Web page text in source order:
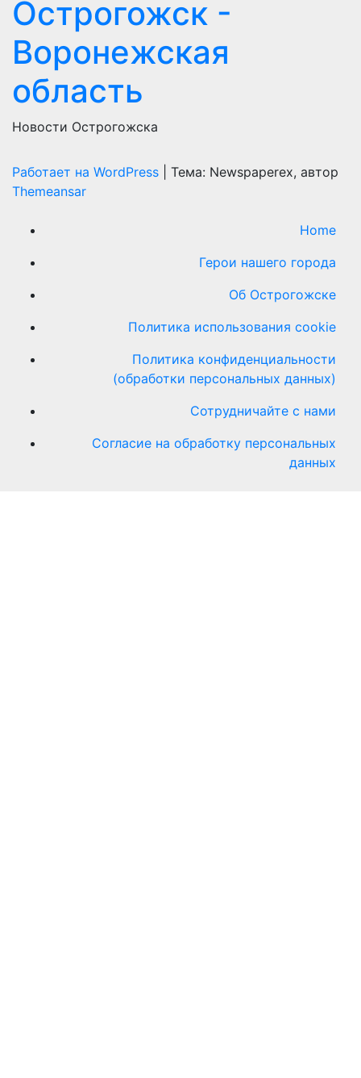
Острогожск -
Воронежская
область
Новости Острогожска
Работает на WordPress
Тема: Newspaperex, автор
Themeansar
Home
Герои нашего города
Об Острогожске
Политика использования cookie
Политика конфиденциальности
(обработки персональных данных)
Сотрудничайте с нами
Согласие на обработку персональных
данных